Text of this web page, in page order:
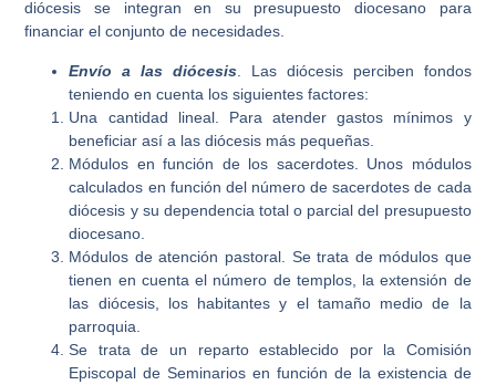
diócesis se integran en su presupuesto diocesano para
financiar el conjunto de necesidades.
Envío a las diócesis . Las diócesis perciben fondos
teniendo en cuenta los siguientes factores:
Una cantidad lineal. Para atender gastos mínimos y
beneficiar así a las diócesis más pequeñas.
Módulos en función de los sacerdotes. Unos módulos
calculados en función del número de sacerdotes de cada
diócesis y su dependencia total o parcial del presupuesto
diocesano.
Módulos de atención pastoral. Se trata de módulos que
tienen en cuenta el número de templos, la extensión de
las diócesis, los habitantes y el tamaño medio de la
parroquia.
Se trata de un reparto establecido por la Comisión
Episcopal de Seminarios en función de la existencia de